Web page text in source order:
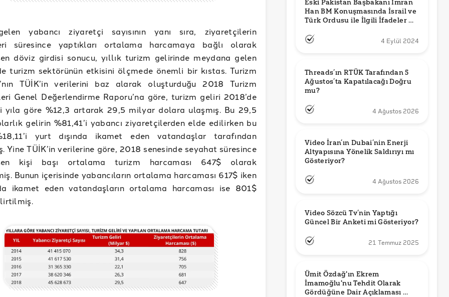
yabancı ziyaretçi sayısının yanı sıra, ziyaretçilerin
süresince yaptıkları ortalama harcamaya bağlı olarak
döviz girdisi sonucu, yıllık turizm gelirinde meydana gelen
turizm sektörünün etkisini ölçmede önemli bir kıstas. Turizm
TÜİK’in verilerini baz alarak oluşturduğu 2018 Turizm
Genel Değerlendirme Raporu’na göre, turizm geliri 2018’de
yıla göre %12,3 artarak 29,5 milyar dolara ulaşmış. Bu 29,5
gelirin %81,41’i yabancı ziyaretçilerden elde edilirken bu
yurt dışında ikamet eden vatandaşlar tarafından
Yine TÜİK’in verilerine göre, 2018 senesinde seyahat süresince
kişi başı ortalama turizm harcaması 647$ olarak
Bunun içerisinde yabancıların ortalama harcaması 617$ iken
ikamet eden vatandaşların ortalama harcaması ise 801$
Eski Pakistan Başbakanı İmran
Han BM Konuşmasında İsrail ve
Türk Ordusu ile İlgili İfadeler mi
4 Eylül 2024
Threads’ın RTÜK Tarafından 5
Ağustos’ta Kapatılacağı Doğru
mu?
4 Ağustos 2026
Video İran’ın Dubai’nin Enerji
Altyapısına Yönelik Saldırıyı mı
Gösteriyor?
4 Ağustos 2026
Video Sözcü Tv’nin Yaptığı
Güncel Bir Anketi mi Gösteriyor?
21 Temmuz 2025
Ümit Özdağ'ın Ekrem
İmamoğlu'nu Tehdit Olarak
Gördüğüne Dair Açıklaması